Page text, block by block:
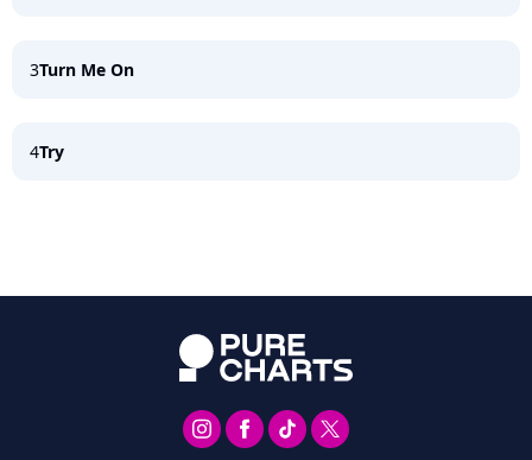
3Turn Me On
4Try